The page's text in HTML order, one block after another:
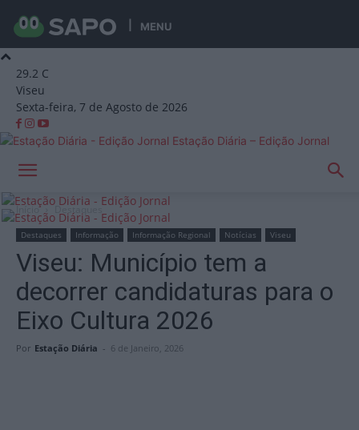
MENU
29.2 C
Viseu
Sexta-feira, 7 de Agosto de 2026
Estação Diária – Edição Jornal
Início Destaques
Destaques Informação Informação Regional Notícias Viseu
Viseu: Município tem a
decorrer candidaturas para o
Eixo Cultura 2026
Por Estação Diária - 6 de Janeiro, 2026